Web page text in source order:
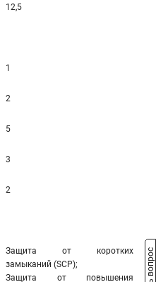
12,5
1
2
5
3
2
Защита от коротких
замыканий (SCP);
Защита от повышения